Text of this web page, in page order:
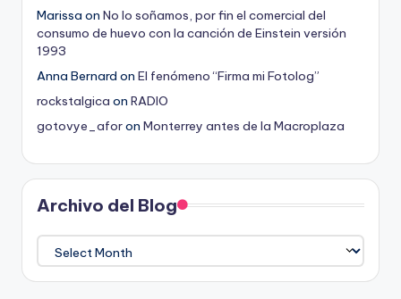
Marissa on No lo soñamos, por fin el comercial del
consumo de huevo con la canción de Einstein versión
1993
Anna Bernard on El fenómeno “Firma mi Fotolog”
rockstalgica on RADIO
gotovye_aforon Monterrey antes de la Macroplaza
Archivo del Blog
Archivo
del
Blog